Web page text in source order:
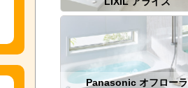
Panasonic オフローラ